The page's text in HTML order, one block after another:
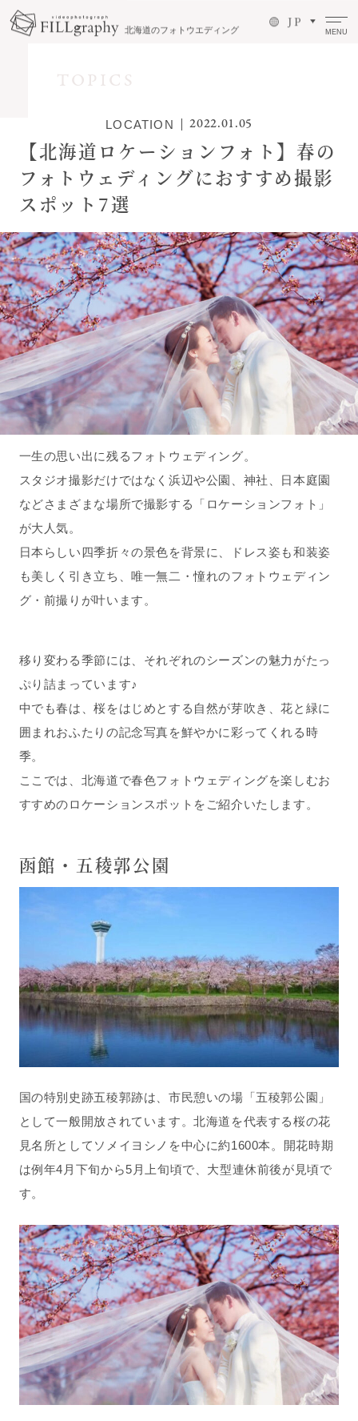
北海道のフォトウエディング
J P
MENU
TOPICS
LOCATION 2022.01.05
【北海道ロケーションフォト】春の
フォトウェディングにおすすめ撮影
スポット7選
一生の思い出に残るフォトウェディング。
スタジオ撮影だけではなく浜辺や公園、神社、日本庭園
などさまざまな場所で撮影する「ロケーションフォト」
が大人気。
日本らしい四季折々の景色を背景に、ドレス姿も和装姿
も美しく引き立ち、唯一無二・憧れのフォトウェディン
グ・前撮りが叶います。
移り変わる季節には、それぞれのシーズンの魅力がたっ
ぷり詰まっています♪
中でも春は、桜をはじめとする自然が芽吹き、花と緑に
囲まれおふたりの記念写真を鮮やかに彩ってくれる時
季。
ここでは、北海道で春色フォトウェディングを楽しむお
すすめのロケーションスポットをご紹介いたします。
函館・五稜郭公園
国の特別史跡五稜郭跡は、市民憩いの場「五稜郭公園」
として一般開放されています。北海道を代表する桜の花
見名所としてソメイヨシノを中心に約1600本。開花時期
は例年4月下旬から5月上旬頃で、大型連休前後が見頃で
す。